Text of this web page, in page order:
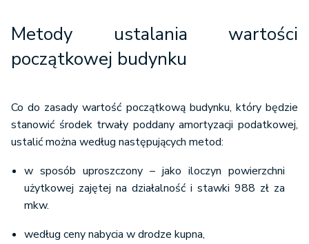
Metody ustalania wartości
początkowej budynku
Co do zasady wartość początkową budynku, który będzie
stanowić środek trwały poddany amortyzacji podatkowej,
ustalić można według następujących metod:
w sposób uproszczony – jako iloczyn powierzchni
użytkowej zajętej na działalność i stawki 988 zł za
mkw.
według ceny nabycia w drodze kupna,